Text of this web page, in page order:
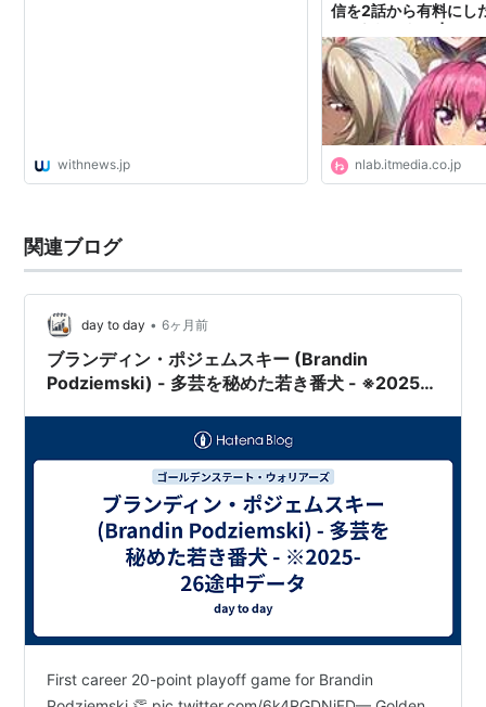
夜の戦士たち (1979年) (講談社
文庫)
作者:ユーリック,岡本浜江
出版社/メーカー:講談社
発売日:
1979/08
メディア:
文庫
クリック: 1回
withnews.jp
信を2話から有料にし
nlab.itmedia.co.jp
関連ブログ
day to day • 6ヶ月前
ブランディン・ポジェムスキー (Brandin
Podziemski) - 多芸を秘めた若き番犬 - ※2025-
First career 20-point playoff game for Brandin